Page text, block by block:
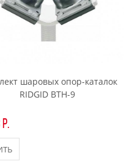
шаровых опор-каталок
RIDGID BTH-9